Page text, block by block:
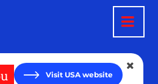
Visit USA website